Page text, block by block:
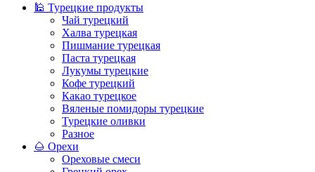
🕌 Турецкие продукты
Чай турецкий
Халва турецкая
Пишмание турецкая
Паста турецкая
Лукумы турецкие
Кофе турецкий
Какао турецкое
Вяленые помидоры турецкие
Турецкие оливки
Разное
🌰 Орехи
Ореховые смеси